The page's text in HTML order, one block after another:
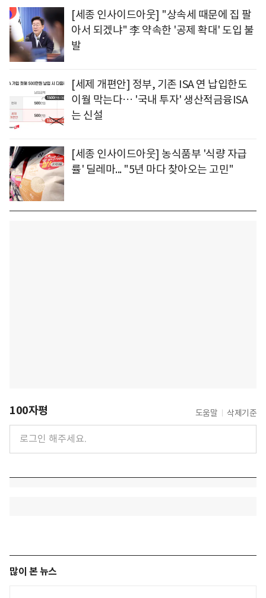
[세종 인사이드아웃] "상속세 때문에 집 팔
아서 되겠냐" 李 약속한 '공제 확대' 도입 불
발
[세제 개편안] 정부, 기존 ISA 연 납입한도
이월 막는다… '국내 투자' 생산적금융ISA
는 신설
[세종 인사이드아웃] 농식품부 '식량 자급
률' 딜레마... "5년 마다 찾아오는 고민"
100자평 도움말 삭제기준
많이 본 뉴스